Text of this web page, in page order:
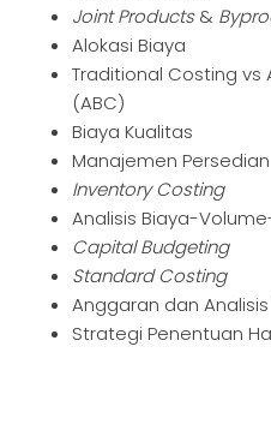
Joint Products&
Alokasi Biaya
Traditional Costing
(ABC)
Biaya Kualitas
Manajemen Persedian
Inventory Costing
Analisis Biaya-
Capital Budgeting
Standard Costing
Anggaran dan Analisis
Strategi Penentuan